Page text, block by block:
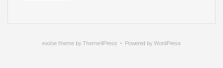
evolve theme by Theme4Press • Powered by WordPress